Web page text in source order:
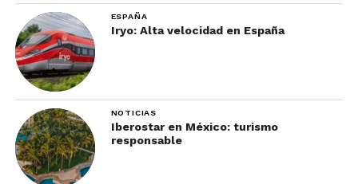
ESPAÑA
Iryo: Alta velocidad en España
NOTICIAS
Iberostar en México: turismo
responsable